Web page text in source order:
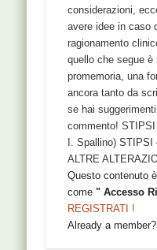
considerazioni,
avere idee in caso
ragionamento
quello che segue
promemoria, una
ancora tanto da
se hai
commento!
I. Spallino)
ALTRE
Questo contenuto
come" Accesso
REGISTRATI !
Already a